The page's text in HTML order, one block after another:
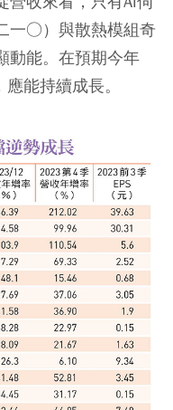
一○）與散熱模組奇
動能。在預期今年
能持續成長。